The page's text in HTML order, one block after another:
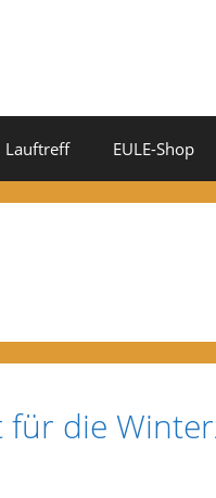
Lauftreff EULE-Shop
die